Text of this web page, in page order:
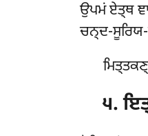
ਉਪਮਂ ਏਤ੍ਥ
ਚਨ੍ਦ-
੫.